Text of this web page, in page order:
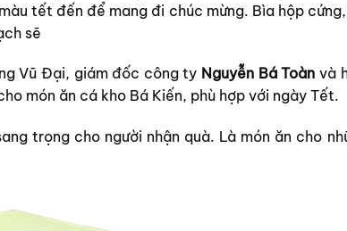
tết đến để mang đi chúc mừng. Bìa hộp
sẽ
Vũ Đại, giám đốc công ty Nguyễn Bá Toàn và
món ăn cá kho Bá Kiến, phù hợp với ngày Tết.
trọng cho người nhận quà. Là món ăn cho